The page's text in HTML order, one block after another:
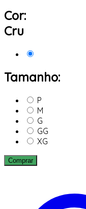
Cor:
Cru
Tamanho:
P
M
G
GG
XG
Comprar